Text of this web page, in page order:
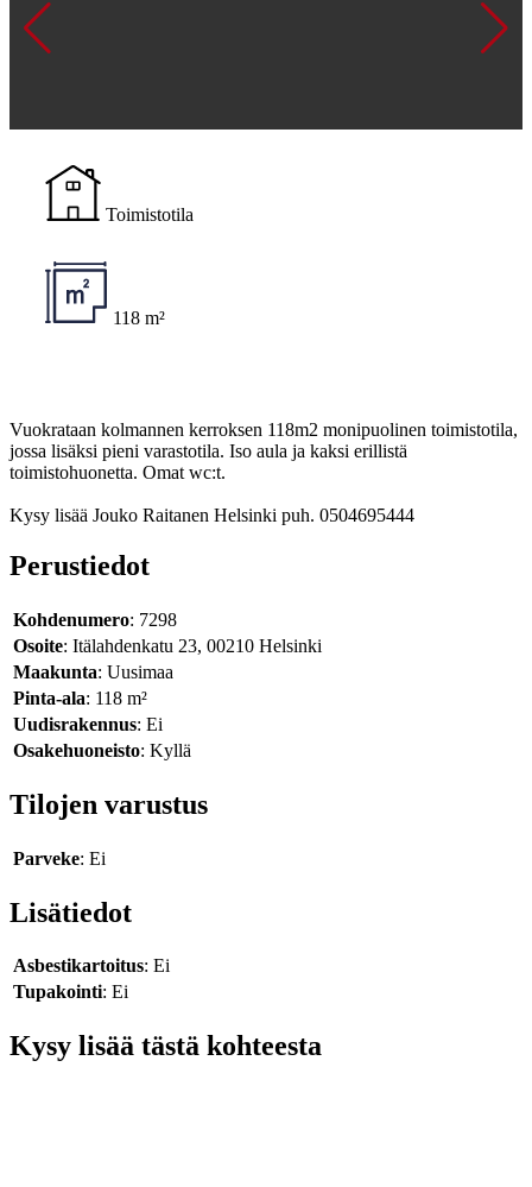
Toimistotila
118 m²
Vuokrataan kolmannen kerroksen 118m2 monipuolinen toimistotila,
jossa lisäksi pieni varastotila. Iso aula ja kaksi erillistä
toimistohuonetta. Omat wc:t.
Kysy lisää Jouko Raitanen Helsinki puh. 0504695444
Perustiedot
Kohdenumero: 7298
Osoite: Itälahdenkatu 23, 00210 Helsinki
Maakunta: Uusimaa
Pinta-ala: 118 m²
Uudisrakennus: Ei
Osakehuoneisto: Kyllä
Tilojen varustus
Parveke: Ei
Lisätiedot
Asbestikartoitus: Ei
Tupakointi: Ei
Kysy lisää tästä kohteesta